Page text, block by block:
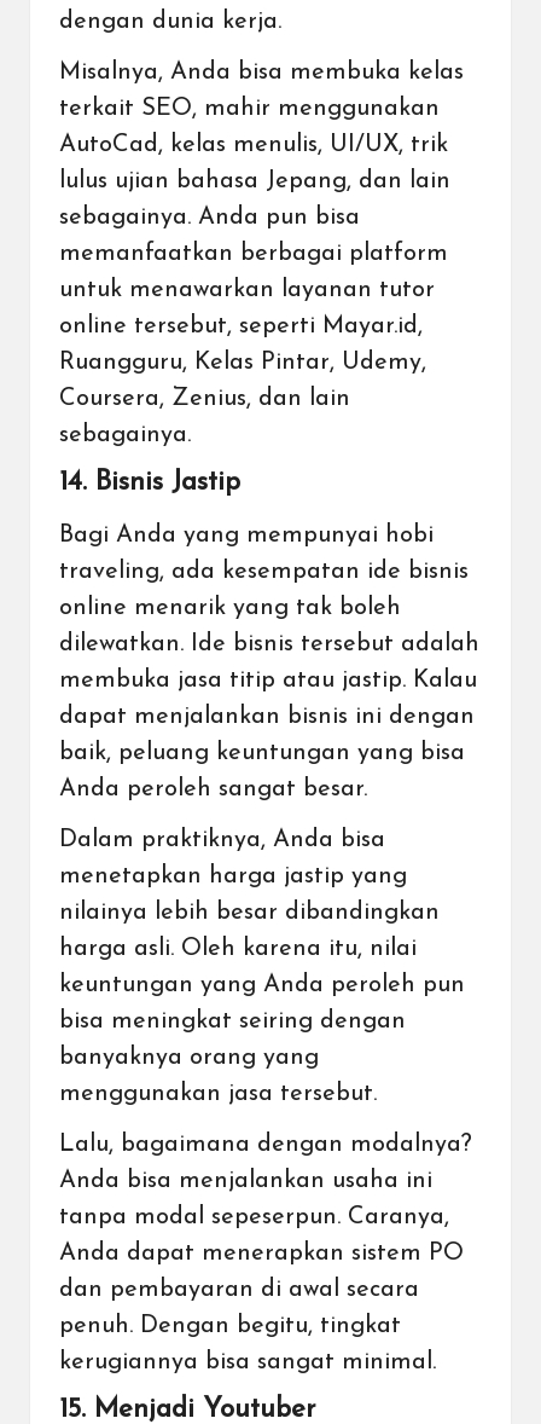
dengan dunia kerja.
Misalnya, Anda bisa membuka kelas
terkait SEO, mahir menggunakan
AutoCad, kelas menulis, UI/UX, trik
lulus ujian bahasa Jepang, dan lain
sebagainya. Anda pun bisa
memanfaatkan berbagai platform
untuk menawarkan layanan tutor
online tersebut, seperti Mayar.id,
Ruangguru, Kelas Pintar, Udemy,
Coursera, Zenius, dan lain
sebagainya.
14. Bisnis Jastip
Bagi Anda yang mempunyai hobi
traveling, ada kesempatan ide bisnis
online menarik yang tak boleh
dilewatkan. Ide bisnis tersebut adalah
membuka jasa titip atau jastip. Kalau
dapat menjalankan bisnis ini dengan
baik, peluang keuntungan yang bisa
Anda peroleh sangat besar.
Dalam praktiknya, Anda bisa
menetapkan harga jastip yang
nilainya lebih besar dibandingkan
harga asli. Oleh karena itu, nilai
keuntungan yang Anda peroleh pun
bisa meningkat seiring dengan
banyaknya orang yang
menggunakan jasa tersebut.
Lalu, bagaimana dengan modalnya?
Anda bisa menjalankan usaha ini
tanpa modal sepeserpun. Caranya,
Anda dapat menerapkan sistem PO
dan pembayaran di awal secara
penuh. Dengan begitu, tingkat
kerugiannya bisa sangat minimal.
15. Menjadi Youtuber